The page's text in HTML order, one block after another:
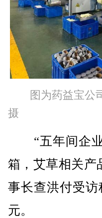
图为药益宝公
摄
“五年间企业
箱，艾草相关产
事长查洪付受
元。